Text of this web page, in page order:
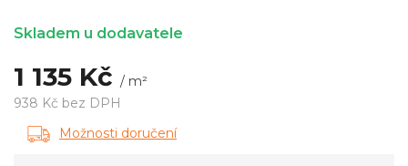
1 135 Kč / m²
938 Kč bez DPH
Měrná
cena:
Skladem u dodavatele
Možnosti doručení